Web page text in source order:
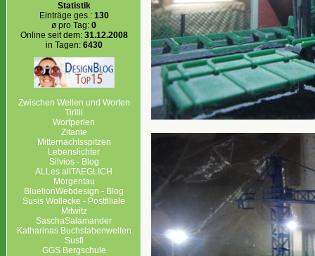
Statistik
Einträge ges.: 130
ø pro Tag: 0
Online seit dem: 31.12.2008
in Tagen: 6430
Zwischen Wellen und Worten
Tirilli
Wortperlen
Zitante
Mitternachtsspitzen
Lebenslichter
Silvios - Blog
ALLes allTAEGLICH
Morgentau
BluelionWebdesign - Blog
Susis Wollecke - Postfiliale
Mitwitz
SaschaSalamander
Katharinas Buchstabenwelten
Susfi
GGS Bergschule